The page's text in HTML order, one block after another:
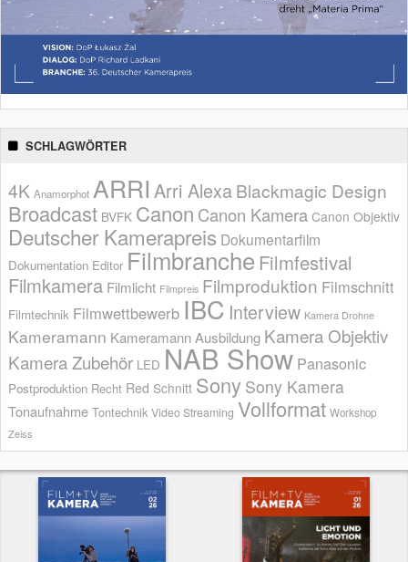
SCHLAGWÖRTER
4K Anamorphot ARRI Arri AlexaBlackmagic Design
Broadcast BVFK Canon Canon Kamera Canon Objektiv
Deutscher Kamerapreis Dokumentarfilm
Dokumentation Editor Filmbranche Filmfestival
Filmkamera Filmlicht Filmpreis Filmproduktion Filmschnitt
Filmtechnik Filmwettbewerb IBC Interview Kamera Drohne
Kameramann Kameramann Ausbildung Kamera Objektiv
Kamera Zubehör LED NAB Show Panasonic
Postproduktion Recht Red Schnitt Sony Sony Kamera
Tonaufnahme Tontechnik Video Streaming Vollformat Workshop
Zeiss